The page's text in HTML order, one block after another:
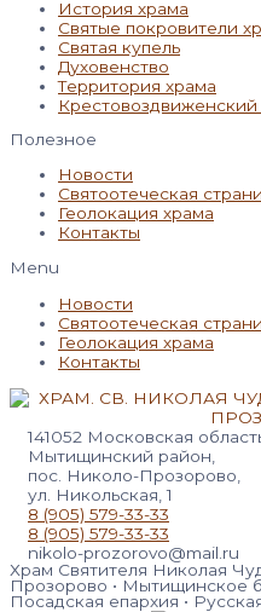
История храма
Святые покровители
Святая купель
Духовенство
Территория храма
Крестовоздвиженский
Полезное
Новости
Святоотеческая
Геолокация храма
Контакты
Menu
Новости
Святоотеческая
Геолокация храма
Контакты
141052 Московская
Мытищинский район,
пос. Николо-Прозорово,
ул. Никольская, 1
8 (905) 579-33-33
8 (905) 579-33-33
nikolo-prozorovo@mail.ru
Храм Святителя Николая
Прозорово • Мытищинское
Посадская епархия •